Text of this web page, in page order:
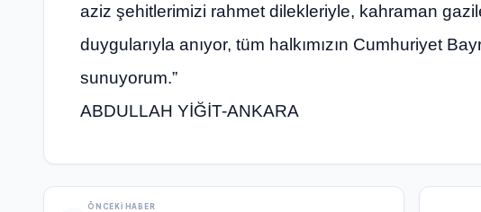
aziz şehitlerimizi rahmet dilekleriyle, kahraman
duygularıyla anıyor, tüm halkımızın Cumhuriyet
sunuyorum.”
ABDULLAH YİĞİT-ANKARA
ÖNCEKI HABER